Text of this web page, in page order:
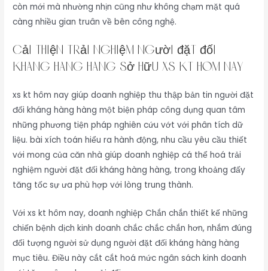
còn mới mà nhường nhịn cũng như không chạm mặt quá
càng nhiều gian truân về bên công nghệ.
Cải thiện trải nghiệm người đặt đối
kháng hàng hàng sở hữu xs kt hôm nay
xs kt hôm nay giúp doanh nghiệp thu thập bản tin người đặt
đối kháng hàng hàng một biện pháp công dụng quan tâm
những phương tiện pháp nghiên cứu vớt với phân tích dữ
liệu. bài xích toán hiểu ra hành động, nhu cầu yêu cầu thiết
với mong của căn nhà giúp doanh nghiệp cá thể hoá trải
nghiệm người đặt đối kháng hàng hàng, trong khoảng đấy
tăng tốc sự ưa phù hợp với lòng trung thành.
Với xs kt hôm nay, doanh nghiệp Chắn chắn thiết kế những
chiến bệnh dịch kinh doanh chắc chắc chắn hơn, nhắm đúng
đối tượng người sử dụng người đặt đối kháng hàng hàng
mục tiêu. Điều này cắt cắt hoá mức ngân sách kinh doanh